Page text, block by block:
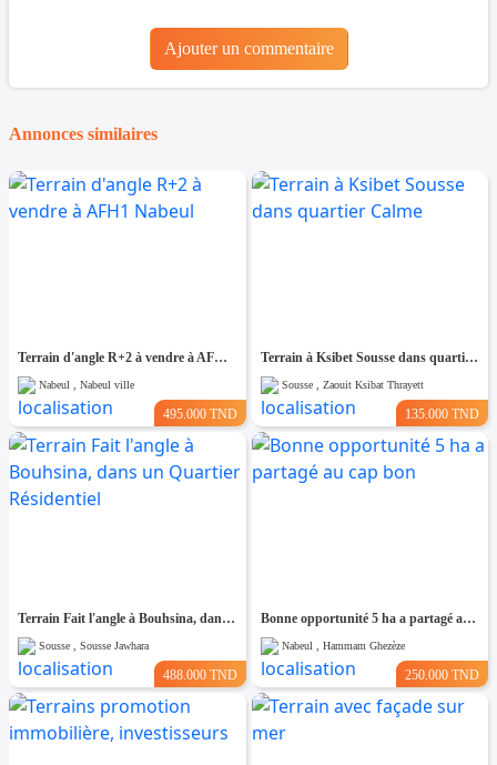
Ajouter un commentaire
Annonces similaires
Terrain d'angle R+2 à vendre à AFH1 Nabeul
Nabeul , Nabeul ville
495.000 TND
Terrain à Ksibet Sousse dans quartier Calme
Sousse , Zaouit Ksibat Thrayett
135.000 TND
Terrain Fait l'angle à Bouhsina, dans un Quartier Résidentiel
Sousse , Sousse Jawhara
488.000 TND
Bonne opportunité 5 ha a partagé au cap bon
Nabeul , Hammam Ghezèze
250.000 TND